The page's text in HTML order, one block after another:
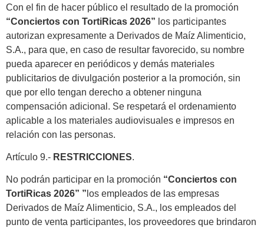
Con el fin de hacer público el resultado de la promoción
“Conciertos con TortiRicas 2026” los participantes
autorizan expresamente a Derivados de Maíz Alimenticio,
S.A., para que, en caso de resultar favorecido, su nombre
pueda aparecer en periódicos y demás materiales
publicitarios de divulgación posterior a la promoción, sin
que por ello tengan derecho a obtener ninguna
compensación adicional. Se respetará el ordenamiento
aplicable a los materiales audiovisuales e impresos en
relación con las personas.
Artículo 9.- RESTRICCIONES.
No podrán participar en la promoción “Conciertos con
TortiRicas 2026” ” los empleados de las empresas
Derivados de Maíz Alimenticio, S.A., los empleados del
punto de venta participantes, los proveedores que brindaron